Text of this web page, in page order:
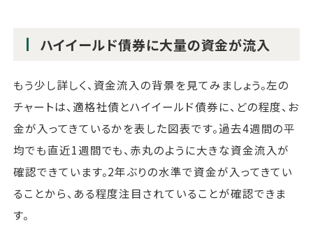
ハイイールド債券に大量の資金が流入
もう少し詳しく、資金流入の背景を見てみましょう。左の
チャートは、適格社債とハイイールド債券に、どの程度、お
金が入ってきているかを表した図表です。過去4週間の平
均でも直近1週間でも、赤丸のように大きな資金流入が
確認できています。2年ぶりの水準で資金が入ってきてい
ることから、ある程度注目されていることが確認できま
す。